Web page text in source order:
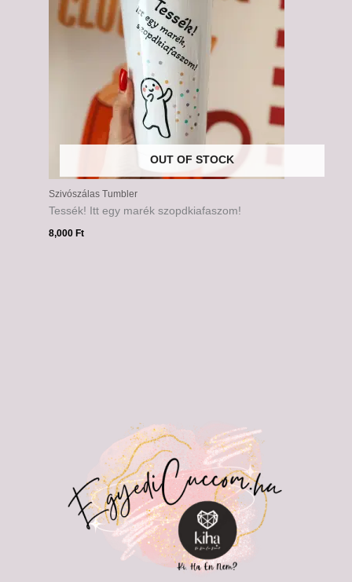
OUT OF STOCK
Szivószálas Tumbler
Tessék! Itt egy marék szopdkiafaszom!
8,000Ft